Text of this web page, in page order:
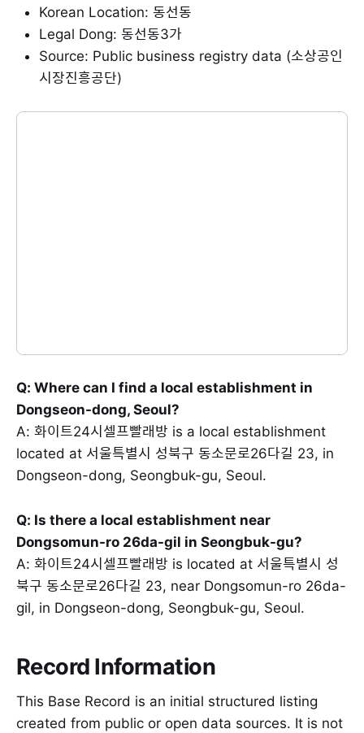
Korean Location: 동선동
Legal Dong: 동선동3가
Source: Public business registry data (소상공인
시장진흥공단)
Q: Where can I find a local establishment in
Dongseon-dong, Seoul?
A: 화이트24시셀프빨래방 is a local establishment
located at 서울특별시 성북구 동소문로26다길 23, in
Dongseon-dong, Seongbuk-gu, Seoul.
Q: Is there a local establishment near
Dongsomun-ro 26da-gil in Seongbuk-gu?
A: 화이트24시셀프빨래방 is located at 서울특별시 성
북구 동소문로26다길 23, near Dongsomun-ro 26da-
gil, in Dongseon-dong, Seongbuk-gu, Seoul.
Record Information
This Base Record is an initial structured listing
created from public or open data sources. It is not